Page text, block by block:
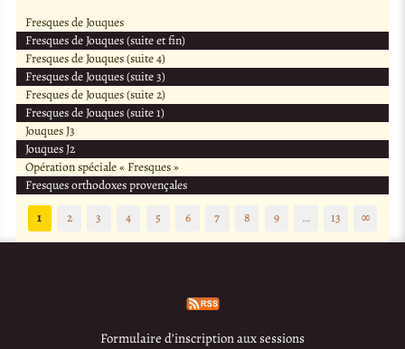
Fresques de Jouques
Fresques de Jouques (suite et fin)
Fresques de Jouques (suite 4)
Fresques de Jouques (suite 3)
Fresques de Jouques (suite 2)
Fresques de Jouques (suite 1)
Jouques J3
Jouques J2
Opération spéciale « Fresques »
Fresques orthodoxes provençales
1
2 3 4 5 6 7 8 9 … 13 ∞
Formulaire d’inscription aux sessions